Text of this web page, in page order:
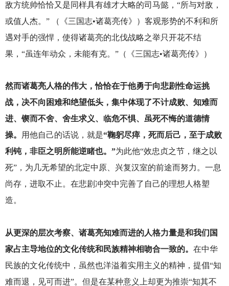
敌方统帅恰恰又是同样具有雄才大略的司马懿，“所与对敌，
或值人杰。” （《三国志•诸葛亮传》）客观形势的不利和所
遇对手的强悍，使得诸葛亮的北伐战略之举只开花不结
果，“虽连年动众，未能有克。”（《三国志•诸葛亮传》）
然而诸葛亮人格的伟大，恰恰在于他勇于向悲剧性命运挑
战，决不向困难和绝望低头，集中体现了不计成败、知难而
进、锲而不舍、舍生求义、临危不惧、虽死不悔的道德情
操。
用他自己的话说，就是“鞠躬尽瘁，死而后己，至于成败
利钝，非臣之明所能逆睹也。”为此他“效忠贞之节，继之以
死”，为几无希望的北定中原、兴复汉室的前途而努力。一息
尚存，进取不止。在悲剧冲突中完善了自己的理想人格塑
造。
从更深的层次考察、诸葛亮知难而进的人格力量是和我们国
家占主导地位的文化传统和民族精神相吻合一致的。 在中华
民族的文化传统中，虽然也洋溢着实用主义的精神，提倡“知
难而退，见可而进”。但是在某种意义上却更为推崇“知其不